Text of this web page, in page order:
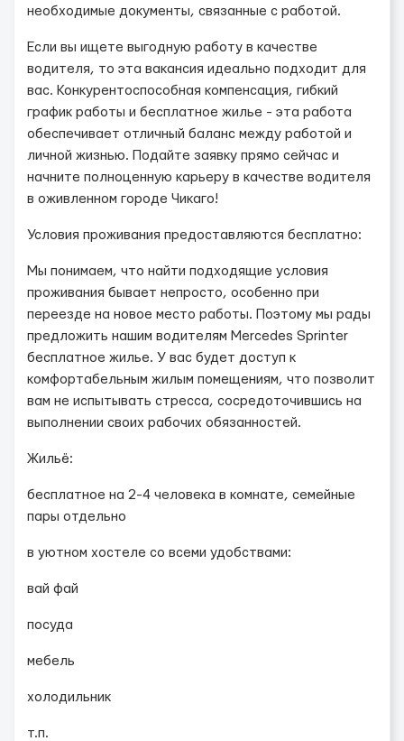
необходимые документы, связанные с работой.
Если вы ищете выгодную работу в качестве
водителя, то эта вакансия идеально подходит для
вас. Конкурентоспособная компенсация, гибкий
график работы и бесплатное жилье - эта работа
обеспечивает отличный баланс между работой и
личной жизнью. Подайте заявку прямо сейчас и
начните полноценную карьеру в качестве водителя
в оживленном городе Чикаго!
Условия проживания предоставляются бесплатно:
Мы понимаем, что найти подходящие условия
проживания бывает непросто, особенно при
переезде на новое место работы. Поэтому мы рады
предложить нашим водителям Mercedes Sprinter
бесплатное жилье. У вас будет доступ к
комфортабельным жилым помещениям, что позволит
вам не испытывать стресса, сосредоточившись на
выполнении своих рабочих обязанностей.
Жильё:
бесплатное на 2-4 человека в комнате, семейные
пары отдельно
в уютном хостеле со всеми удобствами:
вай фай
посуда
мебель
холодильник
т.п.